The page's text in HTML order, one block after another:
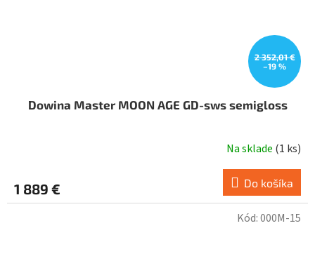
2 352,01 €
–19 %
Dowina Master MOON AGE GD-sws semigloss
Na sklade (1 ks)
1 889 € Do košíka
Kód:000M-15